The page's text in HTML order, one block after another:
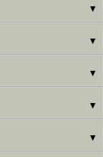
▼
▼
▼
▼
▼